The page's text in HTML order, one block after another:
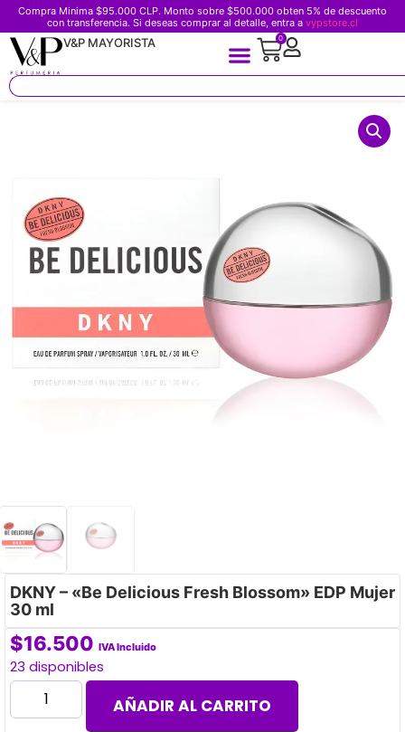
Compra Minima $95.000 CLP. Monto sobre $500.000 obten 5% de descuento
con transferencia. Si deseas comprar al detalle, entra a vypstore.cl
V&P MAYORISTA 0
DKNY – «Be Delicious Fresh Blossom» EDP Mujer
30 ml
$16.500 IVA Incluido
23 disponibles
AÑADIR AL CARRITO